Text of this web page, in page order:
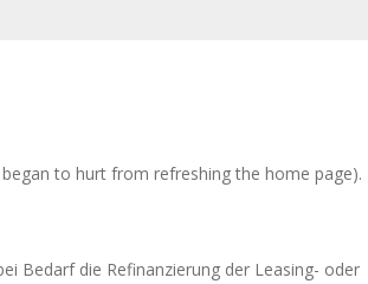
to hurt from refreshing the home page).
Bedarf die Refinanzierung der Leasing- oder